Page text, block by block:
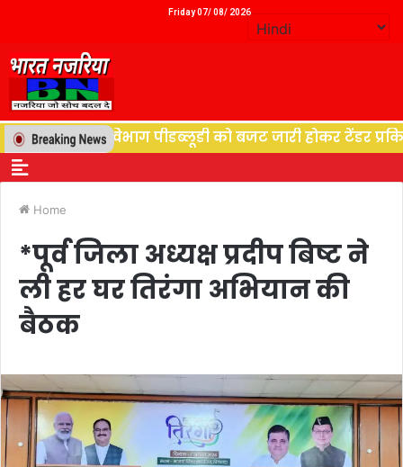
Friday 07/ 08/ 2026
विद्युत विभाग पीडब्लूडी को बजट जारी होकर टेंडर
Home
*पूर्व जिला अध्यक्ष प्रदीप बिष्ट ने
ली हर घर तिरंगा अभियान की
बैठक